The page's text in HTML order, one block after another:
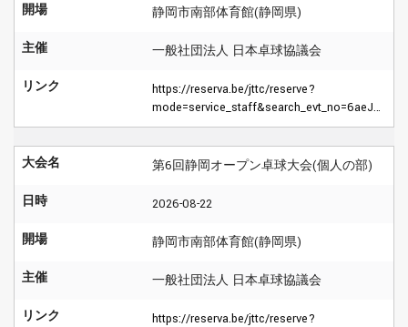
開場 静岡市南部体育館(静岡県)
主催 一般社団法人 日本卓球協議会
リンク
https://reserva.be/jttc/reserve?
mode=service_staff&search_evt_no=6aeJwzNTYxMjUEAAREATU
大会名 第6回静岡オープン卓球大会(個人の部)
日時 2026-08-22
開場 静岡市南部体育館(静岡県)
主催 一般社団法人 日本卓球協議会
リンク
https://reserva.be/jttc/reserve?